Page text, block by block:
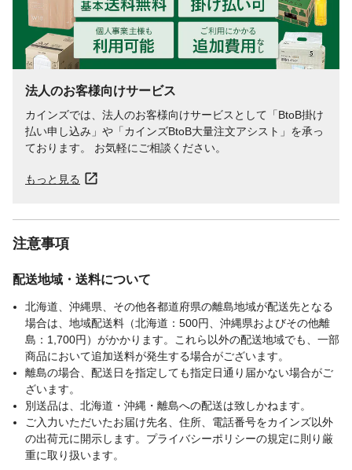
法人のお客様向けサービス
カインズでは、法人のお客様向けサービスとして「BtoB掛け
払い申し込み」や「カインズBtoB大量注文アシスト」を承っ
ております。 お気軽にご相談ください。
もっと見る
注意事項
配送地域・送料について
北海道、沖縄県、その他各都道府県の離島地域が配送先となる
場合は、地域配送料（北海道：500円、沖縄県およびその他離
島：1,700円）がかかります。これら以外の配送地域でも、一部
商品において追加送料が発生する場合がございます。
離島の場合、配送日を指定しても指定日通り届かない場合がご
ざいます。
別送品は、北海道・沖縄・離島への配送は致しかねます。
ご入力いただいたお届け先名、住所、電話番号をカインズ以外
の出荷元に開示します。プライバシーポリシーの規定に則り厳
重に取り扱います。